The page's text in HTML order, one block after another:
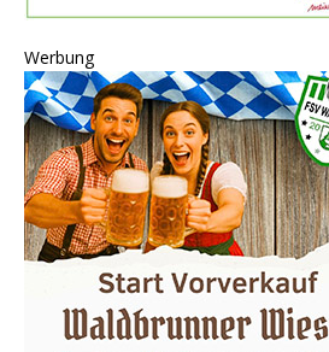
Werbung